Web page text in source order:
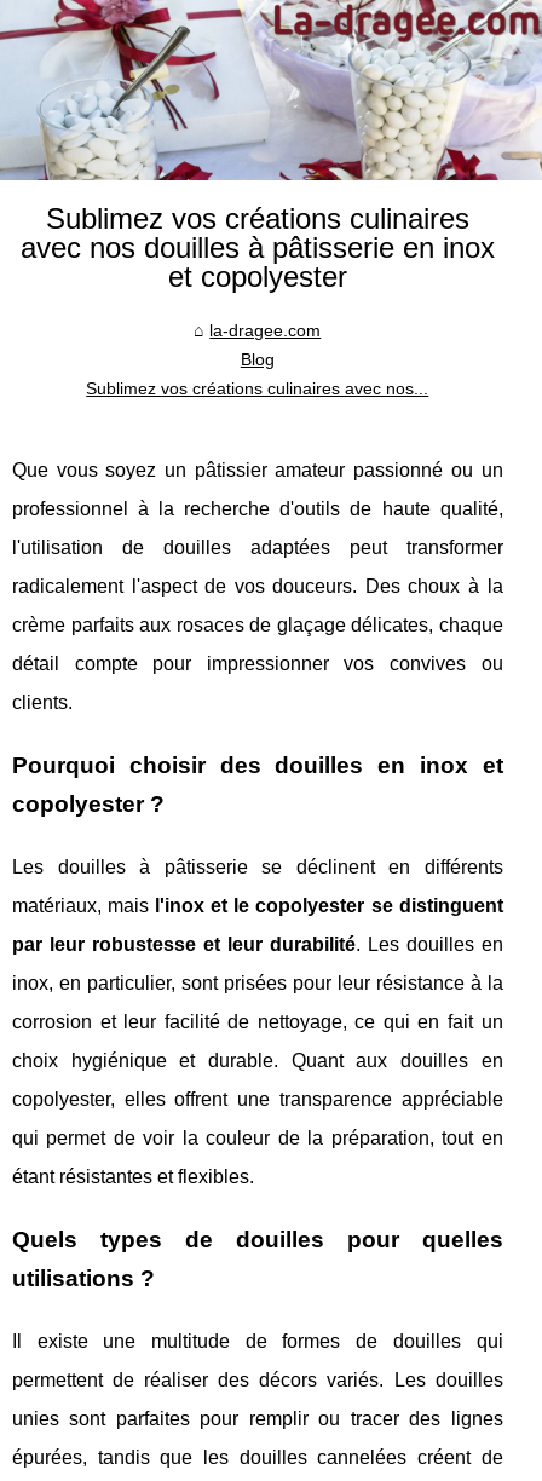
Sublimez vos créations culinaires
avec nos douilles à pâtisserie en inox
et copolyester
la-dragee.com
Blog
Sublimez vos créations culinaires avec nos...
Que vous soyez un pâtissier amateur passionné ou un
professionnel à la recherche d'outils de haute qualité,
l'utilisation de douilles adaptées peut transformer
radicalement l'aspect de vos douceurs. Des choux à la
crème parfaits aux rosaces de glaçage délicates, chaque
détail compte pour impressionner vos convives ou
clients.
Pourquoi choisir des douilles en inox et
copolyester ?
Les douilles à pâtisserie se déclinent en différents
matériaux, mais l'inox et le copolyester se distinguent
par leur robustesse et leur durabilité. Les douilles en
inox, en particulier, sont prisées pour leur résistance à la
corrosion et leur facilité de nettoyage, ce qui en fait un
choix hygiénique et durable. Quant aux douilles en
copolyester, elles offrent une transparence appréciable
qui permet de voir la couleur de la préparation, tout en
étant résistantes et flexibles.
Quels types de douilles pour quelles
utilisations ?
Il existe une multitude de formes de douilles qui
permettent de réaliser des décors variés. Les douilles
unies sont parfaites pour remplir ou tracer des lignes
épurées, tandis que les douilles cannelées créent de